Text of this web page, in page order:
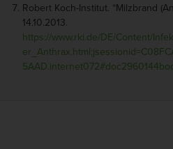
Robert Koch-Institut. “Milzbrand
14.10.2013.
https://www.rki.de/DE/Content/